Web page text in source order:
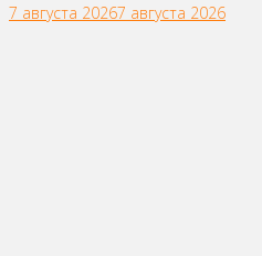
7 августа 20267 августа 2026